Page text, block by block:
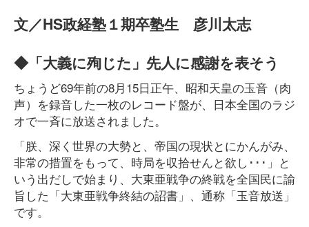
文／HS政経塾１期卒塾生 彦川太志
◆「大義に殉じた」先人に感謝を表そう
ちょうど69年前の8月15日正午、昭和天皇の玉音（肉
声）を録音した一枚のレコード盤が、日本全国のラジ
オで一斉に放送されました。
「朕、深く世界の大勢と、帝国の現状とにかんがみ、
非常の措置をもって、時局を収拾せんと欲し･･･」と
いう出だしで始まり、大東亜戦争の終戦を全国民に諭
旨した「大東亜戦争終結の詔書」、通称「玉音放送」
です。